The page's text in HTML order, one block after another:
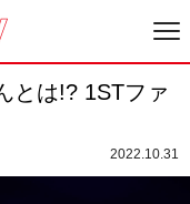
とは!? 1STファ
2022.10.31